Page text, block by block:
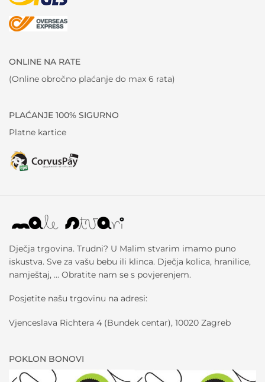
ONLINE NA RATE
(Online obročno plaćanje do max 6 rata)
PLAĆANJE 100% SIGURNO
Platne kartice
Dječja trgovina. Trudni? U Malim stvarim imamo puno
iskustva. Sve za vašu bebu ili klinca. Dječja kolica, hranilice,
namještaj, … Obratite nam se s povjerenjem.
Posjetite našu trgovinu na adresi:
Vjenceslava Richtera 4 (Bundek centar), 10020 Zagreb
POKLON BONOVI